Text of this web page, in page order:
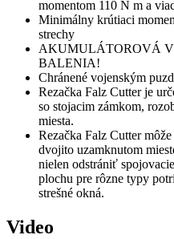
momentom 110 N m a
Minimálny krútiaci
strechy
AKUMULÁTOROVÁ
BALENIA!
Chránené vojenským
Rezačka Falz Cutter je
so stojacim zámkom,
miesta.
Rezačka Falz Cutter
dvojito uzamknutom
nielen odstrániť
plochu pre rôzne typy
strešné okná.
Video